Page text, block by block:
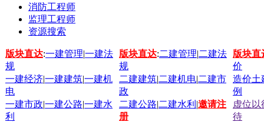
消防工程师
监理工程师
资源搜索
版块直达:一建管理|一建法
规
版块直达:二建管理|二建法
规
版块直
价
一建经济|一建建筑|一建机
电
二建建筑|二建机电|二建市
政
造价土
例
一建市政|一建公路|一建水
利
二建公路|二建水利 |邀请注
册
虚位以
待